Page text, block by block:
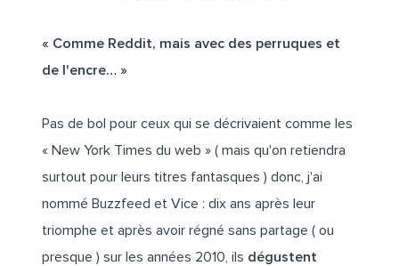
« Comme Reddit, mais avec des perruques et
de l'encre… »
Pas de bol pour ceux qui se décrivaient comme les
« New York Times du web » ( mais qu'on retiendra
surtout pour leurs titres fantasques ) donc, j'ai
nommé Buzzfeed et Vice : dix ans après leur
triomphe et après avoir régné sans partage ( ou
presque ) sur les années 2010, ils dégustent